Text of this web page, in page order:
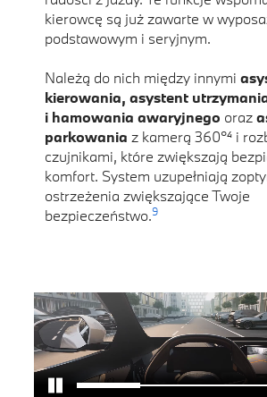
kierowcę są już zawarte w
podstawowym i seryjnym.
Należą do nich między innymi
kierowania, asystent
i hamowania awaryjnego oraz
parkowania z kamerą 360°⁴ i
czujnikami, które zwiększają
komfort. System uzupełniają
ostrzeżenia zwiększające Twoje
bezpieczeństwo.9